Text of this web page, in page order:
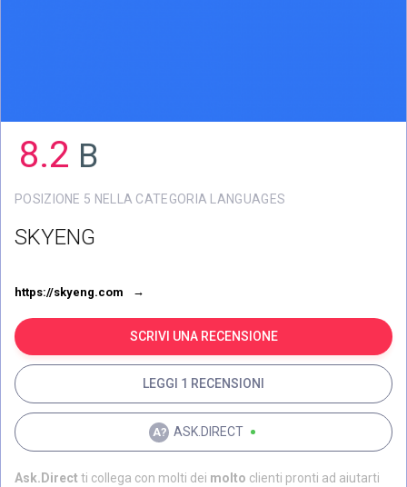
8.2 B
POSIZIONE 5 NELLA CATEGORIA LANGUAGES
SKYENG
https://skyeng.com
SCRIVI UNA RECENSIONE
LEGGI 1 RECENSIONI
ASK.DIRECT
Ask.Direct ti collega con molti dei molto clienti pronti ad aiutarti